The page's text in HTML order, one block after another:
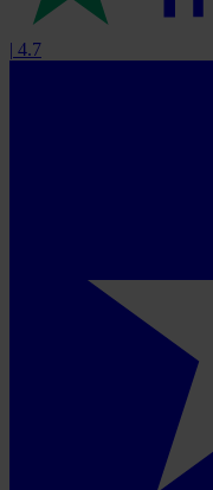
| 4.7